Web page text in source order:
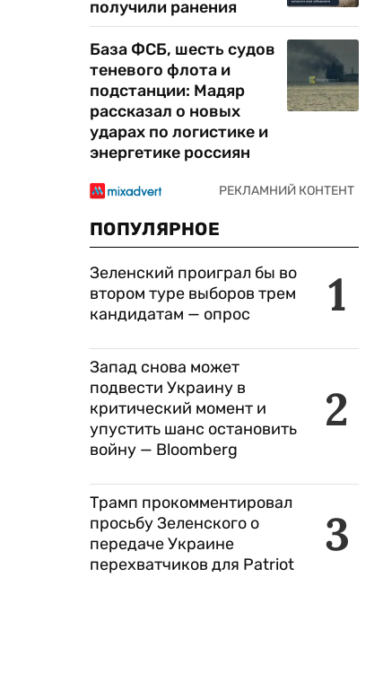
получили ранения
База ФСБ, шесть судов
теневого флота и
подстанции: Мадяр
рассказал о новых
ударах по логистике и
энергетике россиян
ПОПУЛЯРНОЕ
1
Зеленский проиграл бы во
втором туре выборов трем
кандидатам — опрос
2
Запад снова может
подвести Украину в
критический момент и
упустить шанс остановить
войну — Bloomberg
3
Трамп прокомментировал
просьбу Зеленского о
передаче Украине
перехватчиков для Patriot